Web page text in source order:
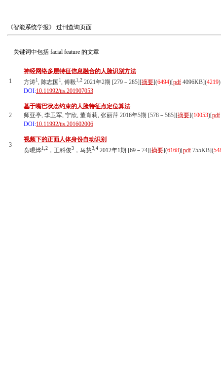
《智能系统学报》 过刊查询页面
关键词中包括 facial feature 的文章
1
神经网络多层特征信息融合的人脸识别方法
方涛1, 陈志国 1, 傅毅1,2 2021年2期 [279－285][摘要](6494)[pdf 4096KB](4219)
DOI:10.11992/tis.201907053
2
基于嘴巴状态约束的人脸特征点定位算法
师亚亭, 李卫军, 宁欣, 董肖莉, 张丽萍 2016年5期 [578－585][摘要](10053)[pdf
DOI:10.11992/tis.201602006
3
视频下的正面人体身份自动识别
贲晛烨1,2 ，王科俊3 ，马慧3,4 2012年1期 [69－74][摘要](6168)[pdf 755KB](